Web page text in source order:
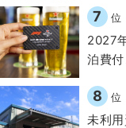
7 位
2027
泊費
8 位
未利